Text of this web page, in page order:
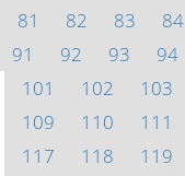
81
82 83 84
91
92 93 94
101
102 103
109
110 111
117
118 119